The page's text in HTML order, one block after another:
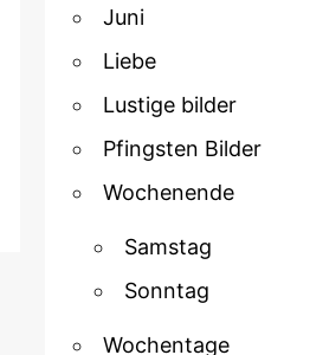
Juni
Liebe
Lustige bilder
Pfingsten Bilder
Wochenende
Samstag
Sonntag
Wochentage